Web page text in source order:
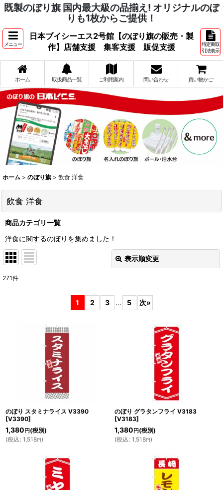
既製のぼり旗 国内最大級の品揃え! オリジナルのぼ
りも1枚からご提供！
メニュー
日本ブイシーエス2号館【のぼり旗の販売・製
作】店舗支援 集客支援 販促支援
特定商取
引法表示
ホーム 取扱商品一覧 ご利用案内 問い合わせ 買い物かご
ホーム > のぼり旗 > 飲食 洋食
飲食 洋食
商品カテゴリ一覧
洋食に関するのぼりを集めました！
表示順変更
271件
1 2 3 ... 5 次»
のぼり スタミナライス V3390
[V3390]
1,380 円 (税別)
(税込 : 1,518円)
のぼり グラタンフライ V3183
[V3183]
1,380 円 (税別)
(税込 : 1,518円)